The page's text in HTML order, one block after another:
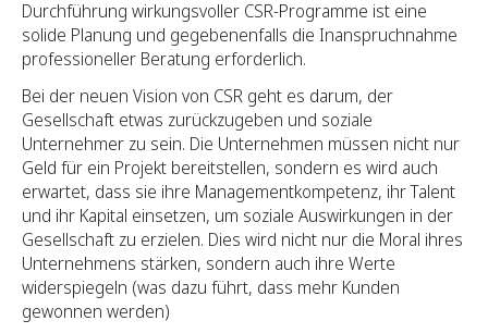
Durchführung wirkungsvoller CSR-Programme ist eine
solide Planung und gegebenenfalls die Inanspruchnahme
professioneller Beratung erforderlich.
Bei der neuen Vision von CSR geht es darum, der
Gesellschaft etwas zurückzugeben und soziale
Unternehmer zu sein. Die Unternehmen müssen nicht nur
Geld für ein Projekt bereitstellen, sondern es wird auch
erwartet, dass sie ihre Managementkompetenz, ihr Talent
und ihr Kapital einsetzen, um soziale Auswirkungen in der
Gesellschaft zu erzielen. Dies wird nicht nur die Moral ihres
Unternehmens stärken, sondern auch ihre Werte
widerspiegeln (was dazu führt, dass mehr Kunden
gewonnen werden)